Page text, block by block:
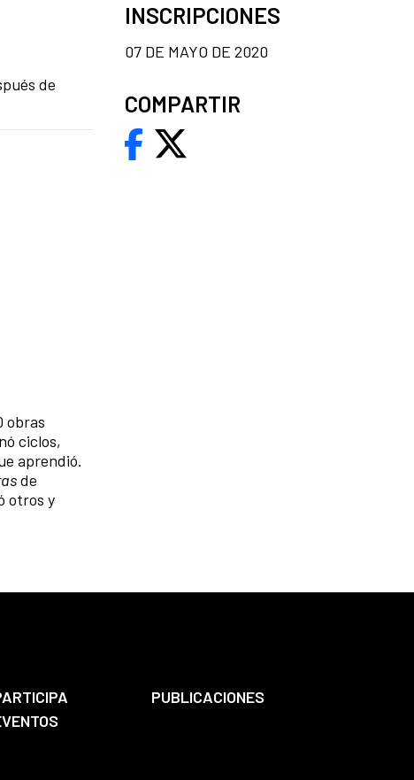
de
obras
ciclos,
aprendió.
de
otros y
INSCRIPCIONES
07 DE MAYO DE 2020
COMPARTIR
PUBLICACIONES